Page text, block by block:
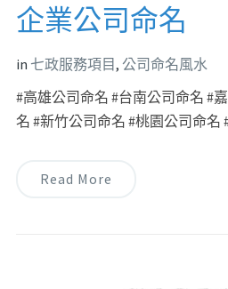
企業公司命名
in 七政服務項目, 公司命名風水
#高雄公司命名 #台南公司命名 #
名 #新竹公司命名 #桃園公司命名
Read More